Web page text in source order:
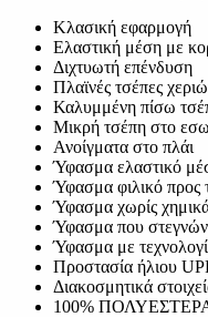
Κλασική εφαρμογή
Ελαστική μέση με
Διχτυωτή επένδυση
Πλαϊνές τσέπες
Καλυμμένη πίσω
Μικρή τσέπη στο
Ανοίγματα στο πλάι
Ύφασμα ελαστικό
Ύφασμα φιλικό
Ύφασμα χωρίς
Ύφασμα που
Ύφασμα με
Προστασία ήλιου
Διακοσμητικά
100%